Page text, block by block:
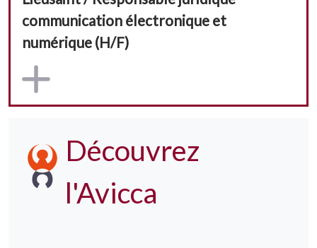
communication électronique et
numérique (H/F)
Image
Découvrez
l'Avicca